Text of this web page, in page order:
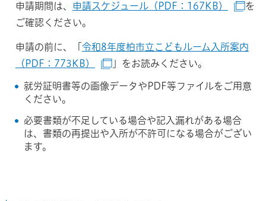
申請期間は、 申請スケジュール（PDF：167KB） （
を
ご確認ください。
申請の前に、「 令和8年度柏市立こどもルーム入所案内
（PDF：773KB）
（別ウインドウで開きます）
」をお読みください。
就労証明書等の画像データやPDF等ファイルをご用意
ください。
必要書類が不足している場合や記入漏れがある場合
は、書類の再提出や入所が不許可になる場合がござい
ます。